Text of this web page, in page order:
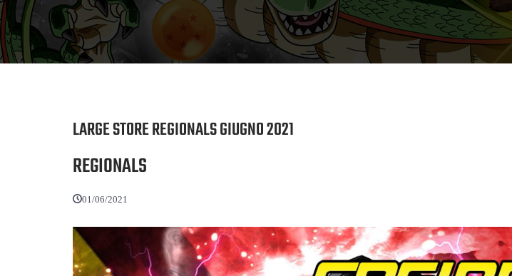
LARGE STORE REGIONALS GIUGNO 2021
REGIONALS
01/06/2021